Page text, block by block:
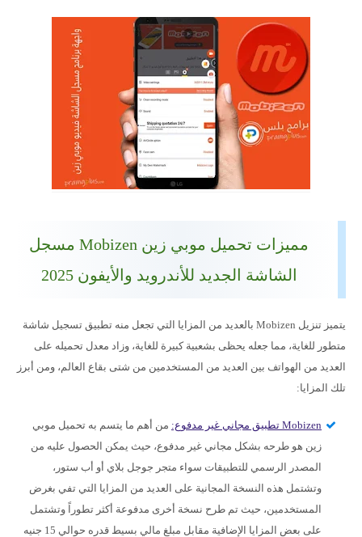
مميزات تحميل موبي زين Mobizen مسجل
الشاشة الجديد للأندرويد والأيفون 2025
يتميز تنزيل Mobizen بالعديد من المزايا التي تجعل منه تطبيق تسجيل شاشة
متطور للغاية، مما جعله يحظى بشعبية كبيرة للغاية، وزاد معدل تحميله على
العديد من الهواتف بين العديد من المستخدمين من شتى بقاع العالم، ومن أبرز
تلك المزايا:
Mobizen تطبيق مجاني غير مدفوع:
من أهم ما يتسم به تحميل موبي
زين هو طرحه بشكل مجاني غير مدفوع، حيث يمكن الحصول عليه من
المصدر الرسمي للتطبيقات سواء متجر جوجل بلاي أو أب ستور،
وتشتمل هذه النسخة المجانية على العديد من المزايا التي تفي بغرض
المستخدمين، حيث تم طرح نسخة أخرى مدفوعة أكثر تطوراً وتشتمل
على بعض المزايا الإضافية مقابل مبلغ مالي بسيط قدره حوالي 15 جنيه